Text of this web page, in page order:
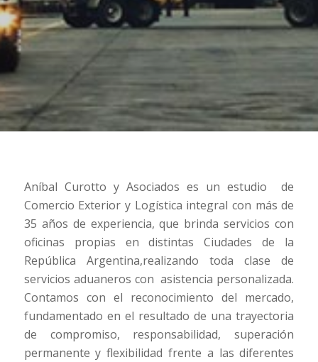
Aníbal Curotto y Asociados es un estudio de
Comercio Exterior y Logística integral con más de
35 años de experiencia, que brinda servicios con
oficinas propias en distintas Ciudades de la
República Argentina,realizando toda clase de
servicios aduaneros con asistencia personalizada.
Contamos con el reconocimiento del mercado,
fundamentado en el resultado de una trayectoria
de compromiso, responsabilidad, superación
permanente y flexibilidad frente a las diferentes